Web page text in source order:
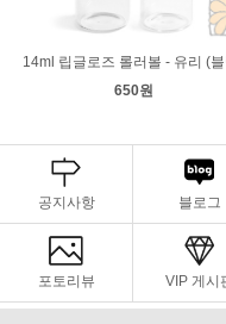
14ml 립글로즈 롤러볼 - 유리 (
650원
공지사항 블로그
포토리뷰 VIP 게시